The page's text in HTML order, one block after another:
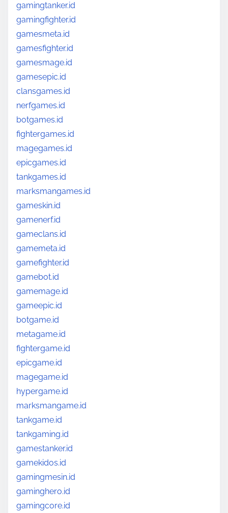
gamingtanker.id
gamingfighter.id
gamesmeta.id
gamesfighter.id
gamesmage.id
gamesepic.id
clansgames.id
nerfgames.id
botgames.id
fightergames.id
magegames.id
epicgames.id
tankgames.id
marksmangames.id
gameskin.id
gamenerf.id
gameclans.id
gamemeta.id
gamefighter.id
gamebot.id
gamemage.id
gameepic.id
botgame.id
metagame.id
fightergame.id
epicgame.id
magegame.id
hypergame.id
marksmangame.id
tankgame.id
tankgaming.id
gamestanker.id
gamekidos.id
gamingmesin.id
gaminghero.id
gamingcore.id